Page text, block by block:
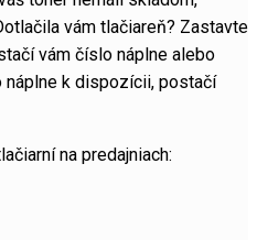
vám tlačiareň? Zastavte
vám číslo náplne alebo
náplne k dispozícii, postačí
na predajniach: